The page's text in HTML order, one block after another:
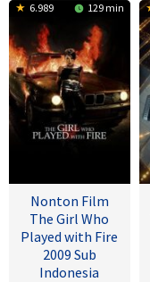
6.989 129 min
Nonton Film
The Girl Who
Played with Fire
2009 Sub
Indonesia